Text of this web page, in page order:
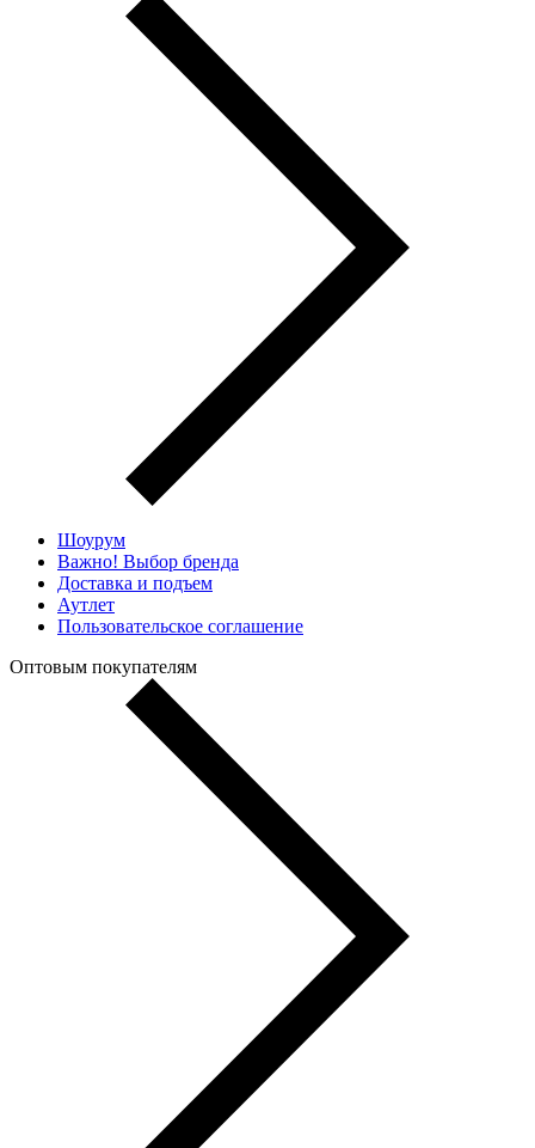
Шоурум
Важно! Выбор бренда
Доставка и подъем
Аутлет
Пользовательское соглашение
Оптовым покупателям